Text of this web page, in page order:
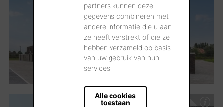
partners kunnen deze
gegevens combineren met
andere informatie die u aan
ze heeft verstrekt of die ze
hebben verzameld op basis
van uw gebruik van hun
services.
Alle cookies
toestaan